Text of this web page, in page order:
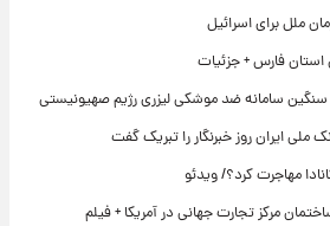
ملل برای اسرائیل
استان فارس + جزئیات
سامانه ضد موشکی لیزری رژیم صهیونیستی
ملی ایران روز خبرنگار را تبریک گفت
مهاجرت کرد؟/ ویدئو
مرکز تجارت جهانی در آمریکا + فیلم